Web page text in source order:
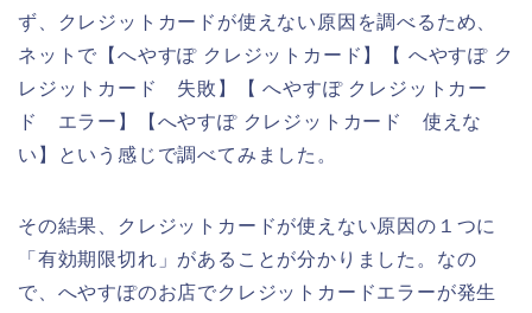
ず、クレジットカードが使えない原因を調べるため、
ネットで【へやすぽ クレジットカード】【 へやすぽ ク
レジットカード 失敗】【 へやすぽ クレジットカー
ド エラー】【へやすぽ クレジットカード 使えな
い】という感じで調べてみました。
その結果、クレジットカードが使えない原因の１つに
「有効期限切れ」があることが分かりました。なの
で、へやすぽのお店でクレジットカードエラーが発生